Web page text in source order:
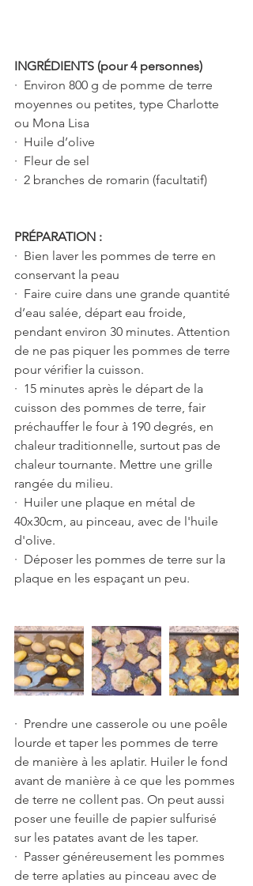
INGRÉDIENTS (pour 4 personnes)
·  Environ 800 g de pomme de terre
moyennes ou petites, type Charlotte
ou Mona Lisa
·  Huile d’olive
·  Fleur de sel
·  2 branches de romarin (facultatif)
PRÉPARATION :
·  Bien laver les pommes de terre en
conservant la peau
·  Faire cuire dans une grande quantité
d’eau salée, départ eau froide,
pendant environ 30 minutes. Attention
de ne pas piquer les pommes de terre
pour vérifier la cuisson.
·  15 minutes après le départ de la
cuisson des pommes de terre, fair
préchauffer le four à 190 degrés, en
chaleur traditionnelle, surtout pas de
chaleur tournante. Mettre une grille
rangée du milieu.
·  Huiler une plaque en métal de
40x30cm, au pinceau, avec de l'huile
d'olive.
·  Déposer les pommes de terre sur la
plaque en les espaçant un peu.
·  Prendre une casserole ou une poêle
lourde et taper les pommes de terre
de manière à les aplatir. Huiler le fond
avant de manière à ce que les pommes
de terre ne collent pas. On peut aussi
poser une feuille de papier sulfurisé
sur les patates avant de les taper.
·  Passer généreusement les pommes
de terre aplaties au pinceau avec de